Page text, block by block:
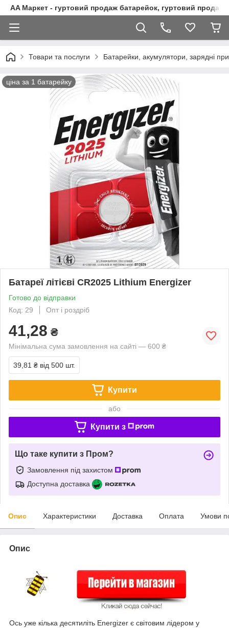
AA Маркет - гуртовий продаж батарейок, гуртовий продаж
Товари та послуги Батарейки, акумулятори, зарядні
ціна за 1 батарейку
Батареї літієві CR2025 Lithium Energizer
Готово до відправки
Код: 29
Опт і роздріб
41,28 ₴
Мінімальна сума замовлення на сайті — 600 ₴
39,81 ₴ від 500 шт.
Купити
або
Купити з
Що таке купити з Пром?
Замовлення під захистом
Доступна доставка
Опис Характеристики Доставка Оплата Умови
Опис
Ось уже кілька десятиліть Energizer є світовим лідером у